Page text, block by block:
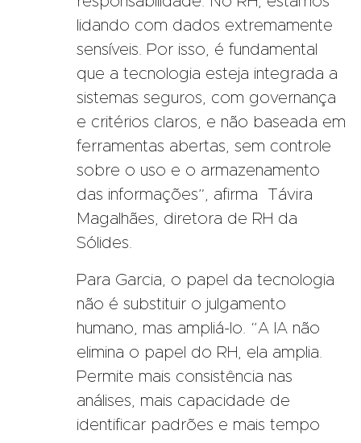
lidando com dados extremamente
sensíveis. Por isso, é fundamental
que a tecnologia esteja integrada a
sistemas seguros, com governança
e critérios claros, e não baseada em
ferramentas abertas, sem controle
sobre o uso e o armazenamento
das informações”, afirma Távira
Magalhães, diretora de RH da
Sólides.
Para Garcia, o papel da tecnologia
não é substituir o julgamento
humano, mas ampliá-lo. “A IA não
elimina o papel do RH, ela amplia.
Permite mais consistência nas
análises, mais capacidade de
identificar padrões e mais tempo